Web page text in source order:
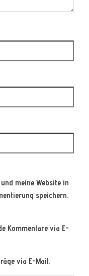
meine Website in
speichern.
Kommentare via E-
via E-Mail.